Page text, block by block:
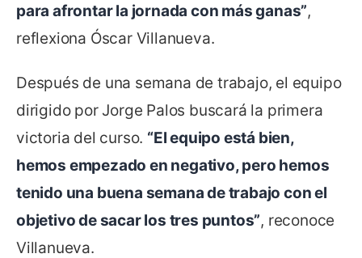
para afrontar la jornada con más ganas”,
reflexiona Óscar Villanueva.
Después de una semana de trabajo, el equipo
dirigido por Jorge Palos buscará la primera
victoria del curso. “El equipo está bien,
hemos empezado en negativo, pero hemos
tenido una buena semana de trabajo con el
objetivo de sacar los tres puntos”, reconoce
Villanueva.